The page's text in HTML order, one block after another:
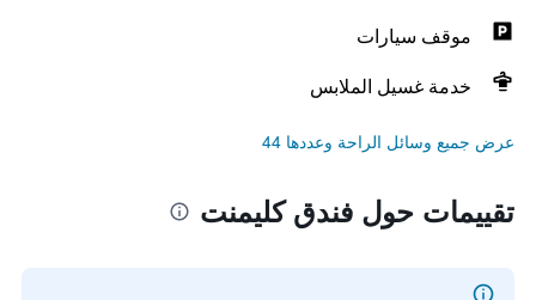
موقف سيارات
خدمة غسيل الملابس
عرض جميع وسائل الراحة وعددها 44
تقييمات حول فندق كليمنت